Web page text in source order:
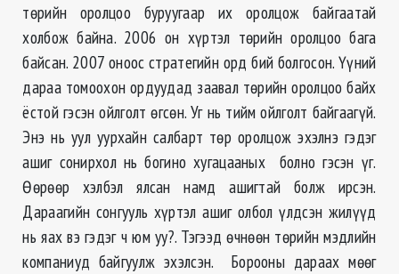
төрийн оролцоо буруугаар их оролцож байгаатай
холбож байна. 2006 он хүртэл төрийн оролцоо бага
байсан. 2007 оноос стратегийн орд бий болгосон. Үүний
дараа томоохон ордуудад заавал төрийн оролцоо байх
ёстой гэсэн ойлголт өгсөн. Уг нь тийм ойлголт байгаагүй.
Энэ нь уул уурхайн салбарт төр оролцож эхэлнэ гэдэг
ашиг сонирхол нь богино хугацааных болно гэсэн үг.
Өөрөөр хэлбэл ялсан намд ашигтай болж ирсэн.
Дараагийн сонгууль хүртэл ашиг олбол үлдсэн жилүүд
нь яах вэ гэдэг ч юм уу?. Тэгээд өчнөөн төрийн мэдлийн
компаниуд байгуулж эхэлсэн. Борооны дараах мөөг